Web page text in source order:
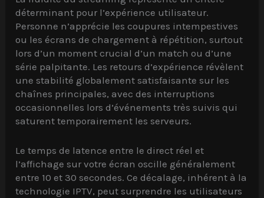
déterminant pour l’expérience utilisateur.
Personne n’apprécie les coupures intempestives
ou les écrans de chargement à répétition, surtout
lors d’un moment crucial d’un match ou d’une
série palpitante. Les retours d’expérience révèlent
une stabilité globalement satisfaisante sur les
chaînes principales, avec des interruptions
occasionnelles lors d’événements très suivis qui
saturent temporairement les serveurs.
Le temps de latence entre le direct réel et
l’affichage sur votre écran oscille généralement
entre 10 et 30 secondes. Ce décalage, inhérent à la
technologie IPTV, peut surprendre les utilisateurs